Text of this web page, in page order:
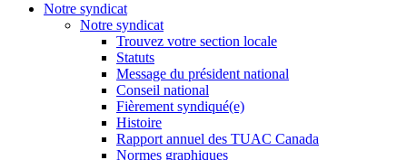
Notre syndicat
Notre syndicat
Trouvez votre section locale
Statuts
Message du président national
Conseil national
Fièrement syndiqué(e)
Histoire
Rapport annuel des TUAC Canada
Normes graphiques